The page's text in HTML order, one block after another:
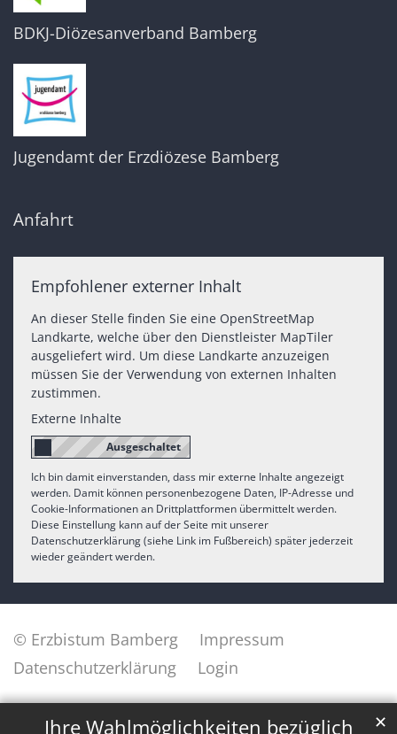
Ihre Wahlmöglichkeiten bezüglich ✕
BDKJ-Diözesanverband Bamberg
Jugendamt der Erzdiözese Bamberg
Anfahrt
Empfohlener externer Inhalt
An dieser Stelle finden Sie eine OpenStreetMap
Landkarte, welche über den Dienstleister MapTiler
ausgeliefert wird. Um diese Landkarte anzuzeigen
müssen Sie der Verwendung von externen Inhalten
zustimmen.
Externe Inhalte
Ich bin damit einverstanden, dass mir externe Inhalte angezeigt
werden. Damit können personenbezogene Daten, IP-Adresse und
Cookie-Informationen an Drittplattformen übermittelt werden.
Diese Einstellung kann auf der Seite mit unserer
Datenschutzerklärung (siehe Link im Fußbereich) später jederzeit
wieder geändert werden.
© Erzbistum Bamberg
Impressum
Datenschutzerklärung
Login